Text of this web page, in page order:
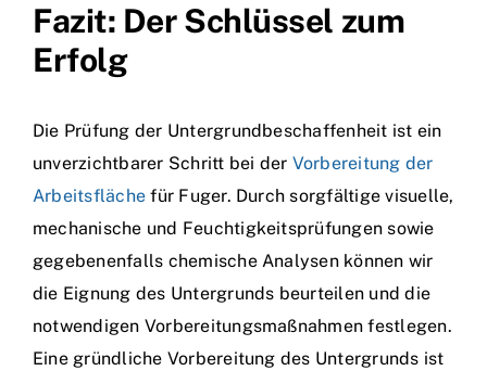
Fazit: Der Schlüssel zum
Erfolg
Die Prüfung der Untergrundbeschaffenheit ist ein
unverzichtbarer Schritt bei der Vorbereitung der
Arbeitsfläche für Fuger. Durch sorgfältige visuelle,
mechanische und Feuchtigkeitsprüfungen sowie
gegebenenfalls chemische Analysen können wir
die Eignung des Untergrunds beurteilen und die
notwendigen Vorbereitungsmaßnahmen festlegen.
Eine gründliche Vorbereitung des Untergrunds ist